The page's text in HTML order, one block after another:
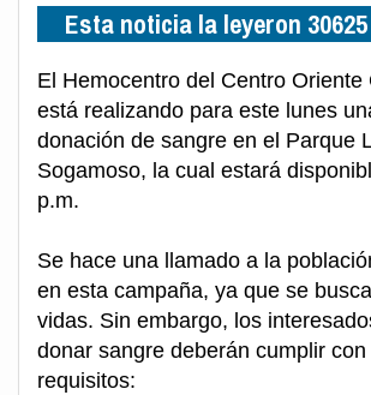
Esta noticia la leyeron
El Hemocentro del Centro Oriente
está realizando para este lunes
donación de sangre en el Parque
Sogamoso, la cual estará
p.m.
Se hace una llamado a la
en esta campaña, ya que se
vidas. Sin embargo, los
donar sangre deberán cumplir
requisitos: